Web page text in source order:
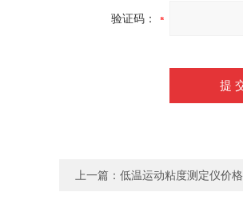
验证码：
上一篇： 低温运动粘度测定仪价格